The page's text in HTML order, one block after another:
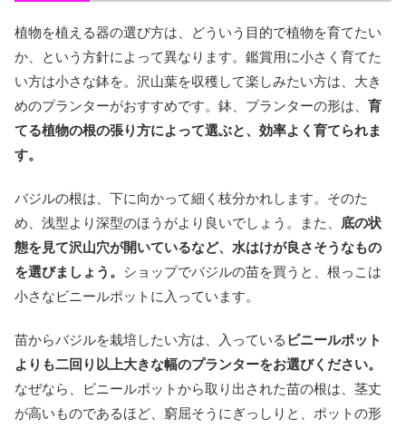
植物を植える器の選び方は、どういう目的で植物を育てたい
か、という方針によって異なります。鑑賞用に小さく育てた
い方は小さな鉢を。沢山葉を収穫して楽しみたい方は、大き
めのプランターがおすすめです。鉢、プランターの形は、 育
てる植物の根の張り方によって選ぶと、効率よく育てられま
す。
バジルの根は、下に向かって細く枝分かれします。そのた
め、浅型より深型のほうがより良いでしょう。また、 底の状
態を見て沢山穴が開いているなど、水はけが良さそうなもの
を選びましょう。 ショップでバジルの苗を買うと、根っこは
小さなビニールポットに入っています。
苗からバジルを栽培したい方は、入っている ビニールポット
よりも二回り以上大きな幅のプランターをお選びください。
なぜなら、ビニールポットから取り出された苗の根は、茎丈
が高いものであるほど、窮屈そうにぎっしりと、ポットの形